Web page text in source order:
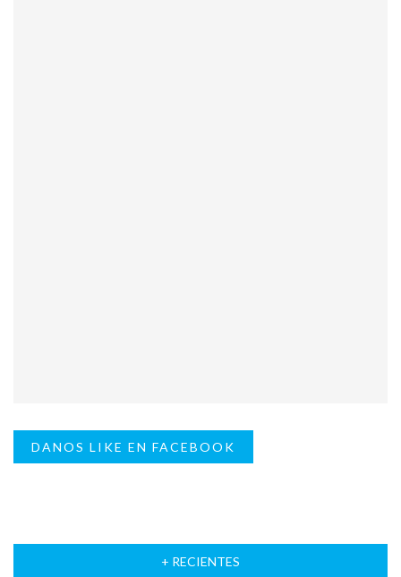
DANOS LIKE EN FACEBOOK
+ RECIENTES